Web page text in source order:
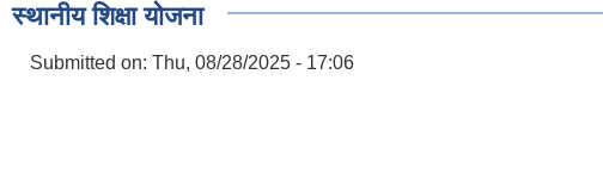
स्थानीय शिक्षा योजना
Submitted on: Thu, 08/28/2025 - 17:06